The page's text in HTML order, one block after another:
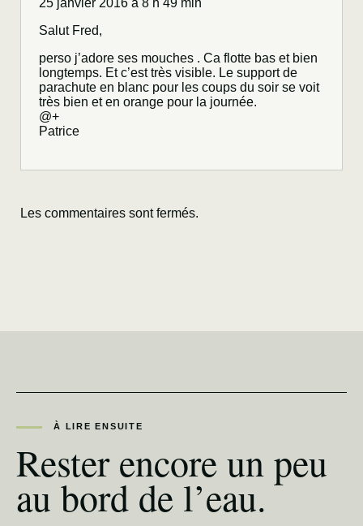
25 janvier 2016 à 8 h 49 min
Salut Fred,
perso j’adore ses mouches . Ca flotte bas et bien
longtemps. Et c’est très visible. Le support de
parachute en blanc pour les coups du soir se voit
très bien et en orange pour la journée.
@+
Patrice
Les commentaires sont fermés.
À LIRE ENSUITE
Rester encore un peu
au bord de l’eau.